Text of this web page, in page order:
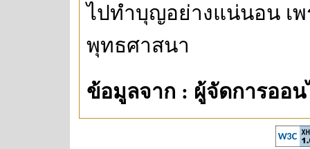
ไปทำบุญอย่างแน่นอน เ
พุทธศาสนา
ข้อมูลจาก : ผู้จัดการออน